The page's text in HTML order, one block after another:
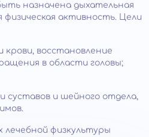
назначена дыхательная
активность. Цели
крови, восстановление
в области головы;
суставов и шейного отдела,
лечебной физкультуры